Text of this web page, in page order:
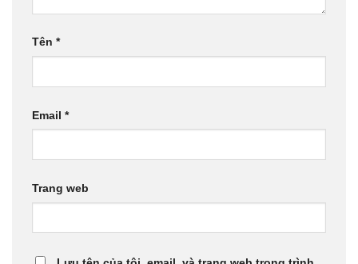
Tên *
Email *
Trang web